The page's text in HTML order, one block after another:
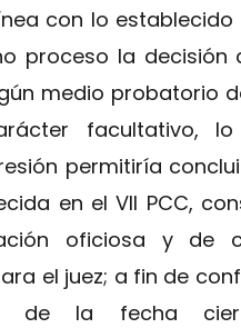
con lo establecido
proceso la decisión
medio probatorio
facultativo,
permitiría
en el VII PCC,
oficiosa y de
el juez; a fin de
de la fecha